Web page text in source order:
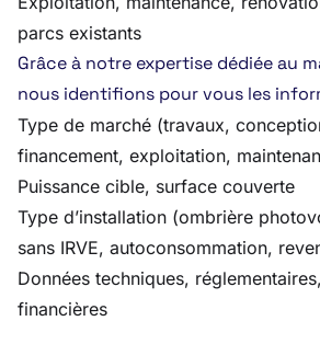
parcs existants
Grâce à notre expertise dédiée au
nous identifions pour vous les
Type de marché (travaux,
financement, exploitation,
Puissance cible, surface couverte
Type d’installation (ombrière
sans IRVE, autoconsommation,
Données techniques,
financières